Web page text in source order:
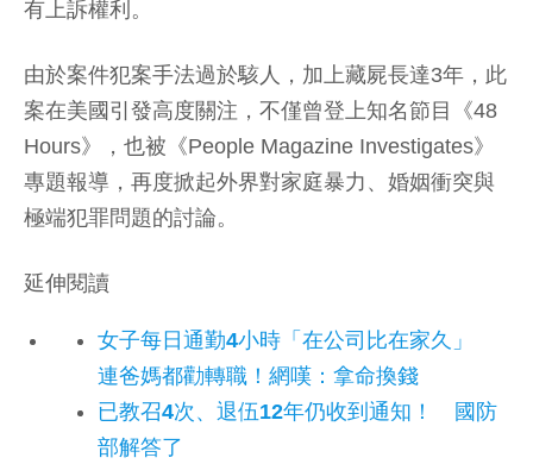
有上訴權利。
由於案件犯案手法過於駭人，加上藏屍長達3年，此
案在美國引發高度關注，不僅曾登上知名節目《48
Hours》，也被《People Magazine Investigates》
專題報導，再度掀起外界對家庭暴力、婚姻衝突與
極端犯罪問題的討論。
延伸閱讀
女子每日通勤4小時「在公司比在家久」
連爸媽都勸轉職！網嘆：拿命換錢
已教召4次、退伍12年仍收到通知！ 國防
部解答了